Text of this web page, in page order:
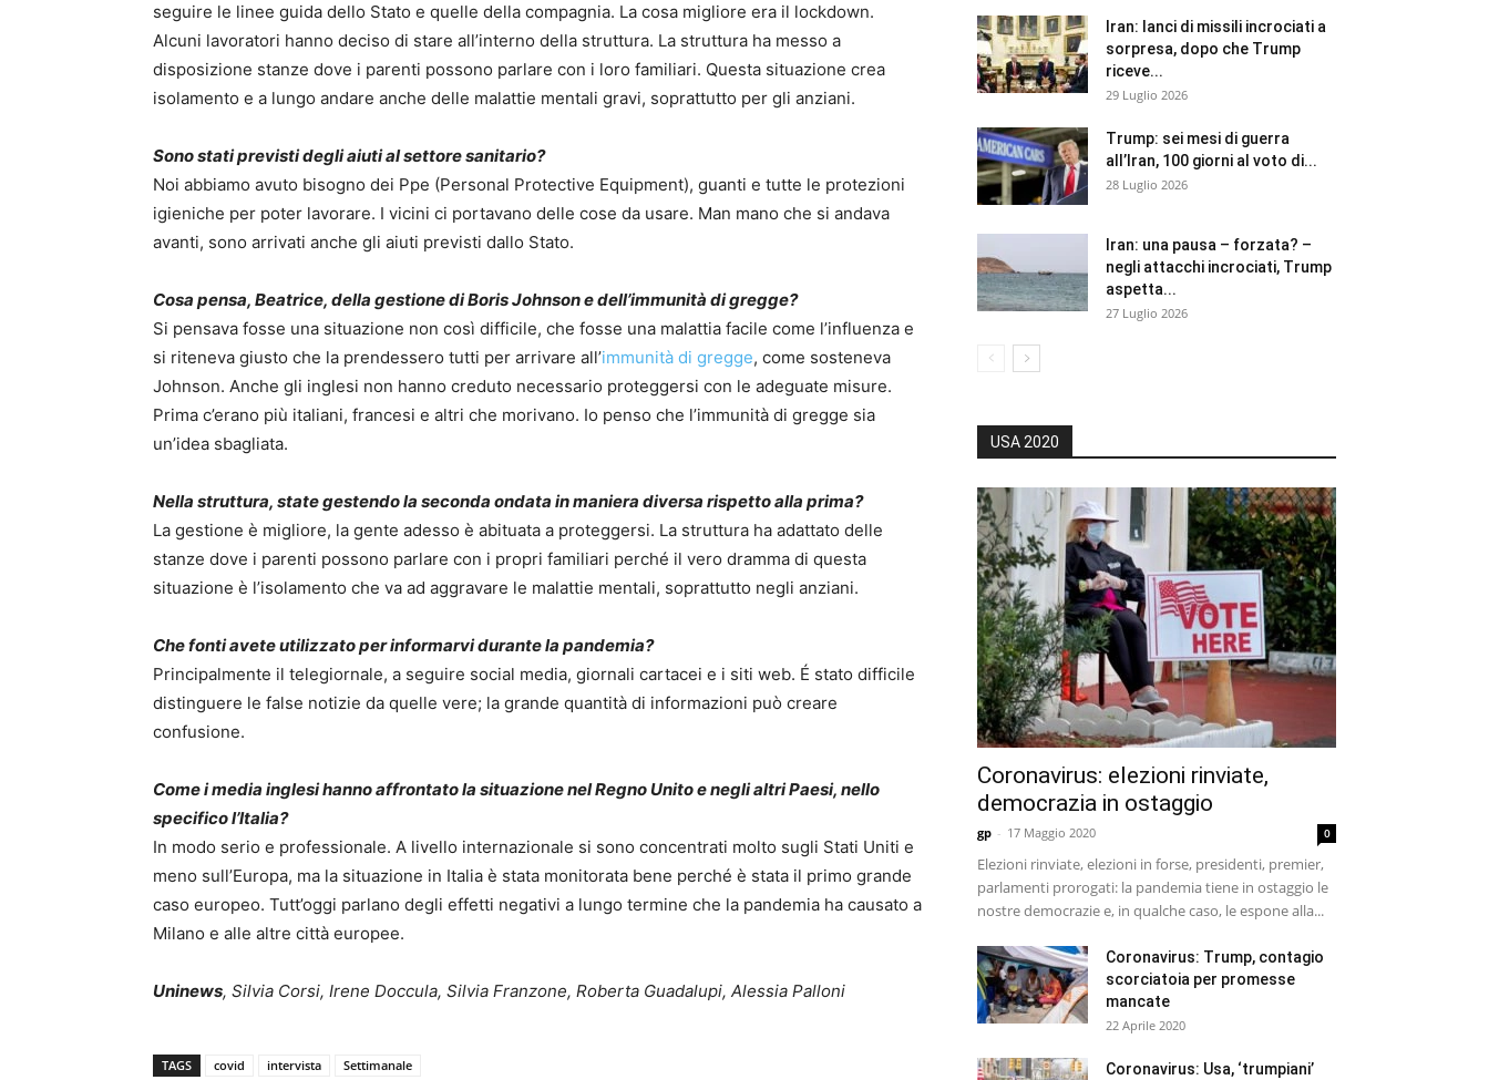
seguire le linee guida dello Stato e quelle della compagnia. La cosa migliore era il lockdown.
Alcuni lavoratori hanno deciso di stare all’interno della struttura. La struttura ha messo a
disposizione stanze dove i parenti possono parlare con i loro familiari. Questa situazione crea
isolamento e a lungo andare anche delle malattie mentali gravi, soprattutto per gli anziani.
Sono stati previsti degli aiuti al settore sanitario?
Noi abbiamo avuto bisogno dei Ppe (Personal Protective Equipment), guanti e tutte le protezioni
igieniche per poter lavorare. I vicini ci portavano delle cose da usare. Man mano che si andava
avanti, sono arrivati anche gli aiuti previsti dallo Stato.
Cosa pensa, Beatrice, della gestione di Boris Johnson e dell’immunità di gregge?
Si pensava fosse una situazione non così difficile, che fosse una malattia facile come l’influenza e
si riteneva giusto che la prendessero tutti per arrivare all’immunità di gregge, come sosteneva
Johnson. Anche gli inglesi non hanno creduto necessario proteggersi con le adeguate misure.
Prima c’erano più italiani, francesi e altri che morivano. Io penso che l’immunità di gregge sia
un’idea sbagliata.
Nella struttura, state gestendo la seconda ondata in maniera diversa rispetto alla prima?
La gestione è migliore, la gente adesso è abituata a proteggersi. La struttura ha adattato delle
stanze dove i parenti possono parlare con i propri familiari perché il vero dramma di questa
situazione è l’isolamento che va ad aggravare le malattie mentali, soprattutto negli anziani.
Che fonti avete utilizzato per informarvi durante la pandemia?
Principalmente il telegiornale, a seguire social media, giornali cartacei e i siti web. É stato difficile
distinguere le false notizie da quelle vere; la grande quantità di informazioni può creare
confusione.
Come i media inglesi hanno affrontato la situazione nel Regno Unito e negli altri Paesi, nello
specifico l’Italia?
In modo serio e professionale. A livello internazionale si sono concentrati molto sugli Stati Uniti e
meno sull’Europa, ma la situazione in Italia è stata monitorata bene perché è stata il primo grande
caso europeo. Tutt’oggi parlano degli effetti negativi a lungo termine che la pandemia ha causato a
Milano e alle altre città europee.
Uninews, Silvia Corsi, Irene Doccula, Silvia Franzone, Roberta Guadalupi, Alessia Palloni
TAGS covid intervista Settimanale
Iran: lanci di missili incrociati a
sorpresa, dopo che Trump
riceve...
29 Luglio 2026
Trump: sei mesi di guerra
all’Iran, 100 giorni al voto di...
28 Luglio 2026
Iran: una pausa – forzata? –
negli attacchi incrociati, Trump
aspetta...
27 Luglio 2026
USA 2020
Coronavirus: elezioni rinviate,
democrazia in ostaggio
gp - 17 Maggio 2020 0
Elezioni rinviate, elezioni in forse, presidenti, premier,
parlamenti prorogati: la pandemia tiene in ostaggio le
nostre democrazie e, in qualche caso, le espone alla...
Coronavirus: Trump, contagio
scorciatoia per promesse
mancate
22 Aprile 2020
Coronavirus: Usa, ‘trumpiani’